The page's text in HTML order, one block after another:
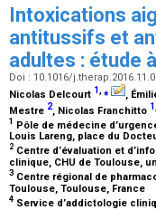
Intoxications
antitussifs et
adultes : étude
Doi : 10.1016/
Nicolas Delcourt 1,⁎ ,
Mestre 2, Nicolas Franchitto 1
1 Pôle de médecine
Louis Lareng, place du
2 Centre d’évaluation et
clinique, CHU de Toulouse,
3 Centre régional de
Toulouse, Toulouse, France
4 Service d’addictologie